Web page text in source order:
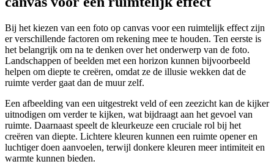
Bij het kiezen van een foto op canvas voor een ruimtelijk effect zijn
er verschillende factoren om rekening mee te houden. Ten eerste is
het belangrijk om na te denken over het onderwerp van de foto.
Landschappen of beelden met een horizon kunnen bijvoorbeeld
helpen om diepte te creëren, omdat ze de illusie wekken dat de
ruimte verder gaat dan de muur zelf.
Een afbeelding van een uitgestrekt veld of een zeezicht kan de kijker
uitnodigen om verder te kijken, wat bijdraagt aan het gevoel van
ruimte. Daarnaast speelt de kleurkeuze een cruciale rol bij het
creëren van diepte. Lichtere kleuren kunnen een ruimte opener en
luchtiger doen aanvoelen, terwijl donkere kleuren meer intimiteit en
warmte kunnen bieden.